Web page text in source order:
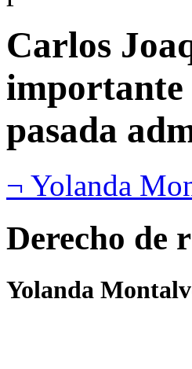
Carlos
importante
pasada
¬ Yolanda
Derecho de
Yolanda